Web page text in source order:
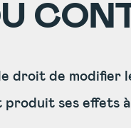
droit de
ses effets